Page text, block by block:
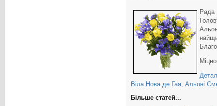
Рада
Віла Нова де Гая, Альоні
Більше статей...